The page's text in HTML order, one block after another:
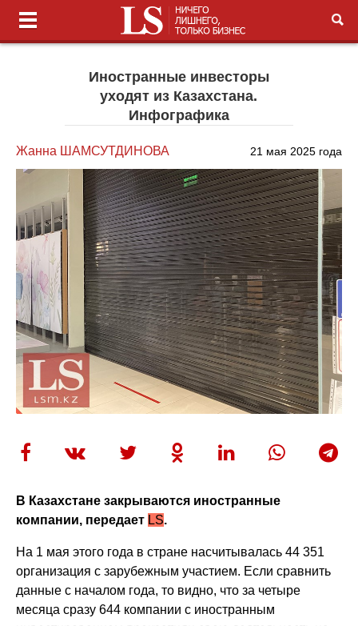
Иностранные инвесторы
уходят из Казахстана.
Инфографика
Жанна ШАМСУТДИНОВА 21 мая 2025 года
В Казахстане закрываются иностранные
компании, передает LS.
На 1 мая этого года в стране насчитывалась 44 351
организация с зарубежным участием. Если сравнить
данные с началом года, то видно, что за четыре
месяца сразу 644 компании с иностранным